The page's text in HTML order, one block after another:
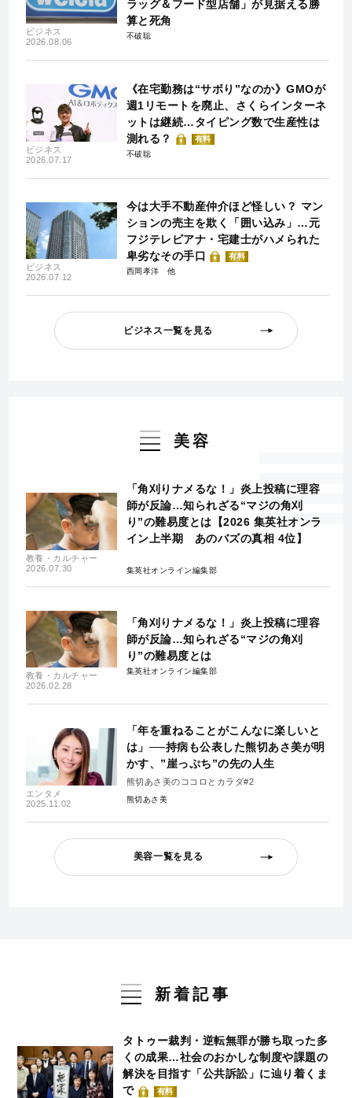
ビジネス
2026.08.06
ラッグ＆フード型店舗」が見据える勝
算と死角
不破聡
ビジネス
2026.07.17
《在宅勤務は“サボり”なのか》GMOが
週1リモートを廃止、さくらインターネ
ットは継続…タイピング数で生産性は
測れる？
有料
不破聡
ビジネス
2026.07.12
今は大手不動産仲介ほど怪しい？ マン
ションの売主を欺く「囲い込み」…元
フジテレビアナ・宅建士がハメられた
卑劣なその手口
有料
西岡孝洋
ビジネス一覧を見る
美容
教養・カルチャー
2026.07.30
「角刈りナメるな！」炎上投稿に理容
師が反論…知られざる“マジの角刈
り”の難易度とは【2026 集英社オンラ
イン上半期 あのバズの真相 4位】
集英社オンライン編集部
教養・カルチャー
2026.02.28
「角刈りナメるな！」炎上投稿に理容
師が反論…知られざる“マジの角刈
り”の難易度とは
集英社オンライン編集部
エンタメ
2025.11.02
「年を重ねることがこんなに楽しいと
は」──持病も公表した熊切あさ美が明
かす、”崖っぷち”の先の人生
熊切あさ美のココロとカラダ#2
熊切あさ美
美容一覧を見る
新着記事
タトゥー裁判・逆転無罪が勝ち取った多
くの成果…社会のおかしな制度や課題の
解決を目指す「公共訴訟」に辿り着くま
で
有料